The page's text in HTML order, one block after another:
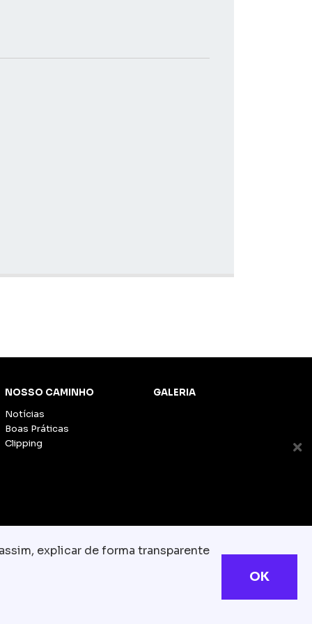
NOSSO CAMINHO
Notícias
Boas Práticas
Clipping
GALERIA
explicar de forma transparente
OK